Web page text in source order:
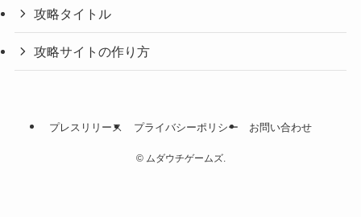
攻略タイトル
攻略サイトの作り方
プレスリリース プライバシーポリシー お問い合わせ
©ムダウチゲームズ.